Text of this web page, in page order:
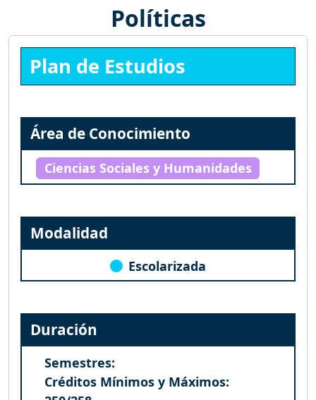
Políticas
Plan de Estudios
Área de Conocimiento
Ciencias Sociales y Humanidades
Modalidad
Escolarizada
Duración
Semestres:
Créditos Mínimos y Máximos: